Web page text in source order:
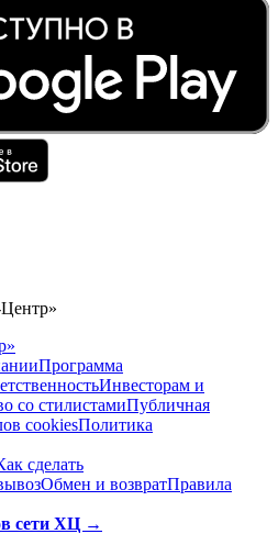
Программа
Инвесторам и
со стилистамиПубличная
cookiesПолитика
сделать
Обмен и возвратПравила
сети ХЦ →